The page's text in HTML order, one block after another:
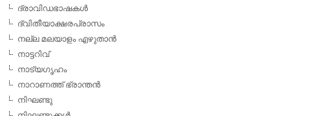
ദ്രാവിഡഭാഷകള്‍
ദ്വിതീയാക്ഷരപ്രാസം
നല്ല മലയാളം എഴുതാന്‍
നാട്ടറിവ്
നാട്യഗൃഹം
നാറാണത്ത് ഭ്രാന്തന്‍
നിഘണ്ടു